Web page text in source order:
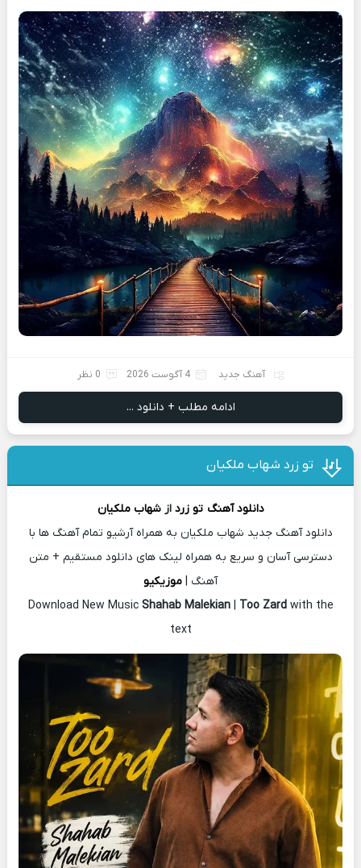
آهنگ جدید 4 آگوست 2026 0 نظر
ادامه مطلب + دانلود ...
تو زرد شهاب ملکیان
دانلود آهنگ تو زرد ازشهاب ملکیان
دانلود آهنگ جدید شهاب ملکیان به همراه آرشیو تمام آهنگ ها با
دسترسی آسان و سریع به همراه لینک های دانلود مستقیم + متن
آهنگ | موزیکیو
Download New Music Shahab Malekian| Too Zard with the
text